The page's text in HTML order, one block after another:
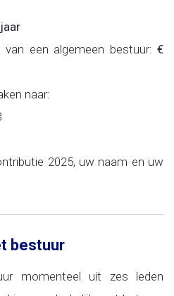
een algemeen bestuur: €
naar:
2025, uw naam en uw
bestuur
momenteel uit zes leden